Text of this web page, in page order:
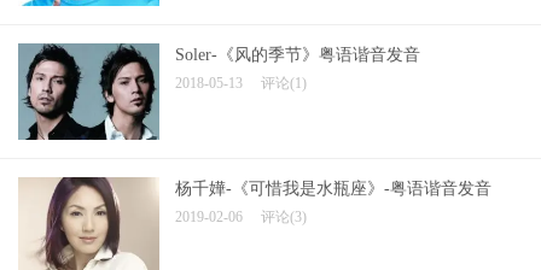
Soler-《风的季节》粤语谐音发音
2018-05-13 评论(1)
杨千嬅-《可惜我是水瓶座》-粤语谐音发音
2019-02-06 评论(3)